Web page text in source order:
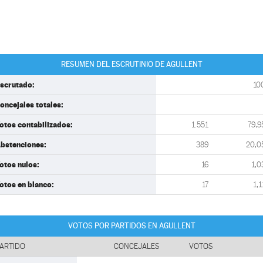
RESUMEN DEL ESCRUTINIO DE AGULLENT
totales:
contabilizados: 1.551
389
nulos: 16
en blanco: 17
VOTOS POR PARTIDOS EN AGULLENT
CONCEJALES VOTOS